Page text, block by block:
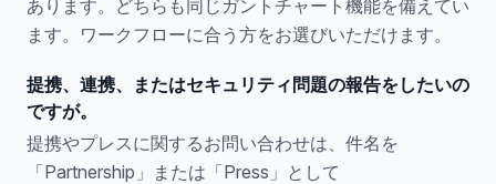
あります。どちらも同じガントチャート機能を備えてい
ます。ワークフローに合う方をお選びいただけます。
提携、連携、またはセキュリティ問題の報告をしたいの
ですが。
提携やプレスに関するお問い合わせは、件名を
「Partnership」または「Press」として